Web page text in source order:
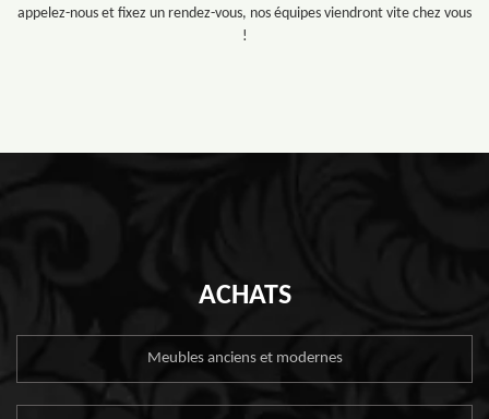
appelez-nous et fixez un rendez-vous, nos équipes viendront vite chez vous
!
ACHATS
Meubles anciens et modernes